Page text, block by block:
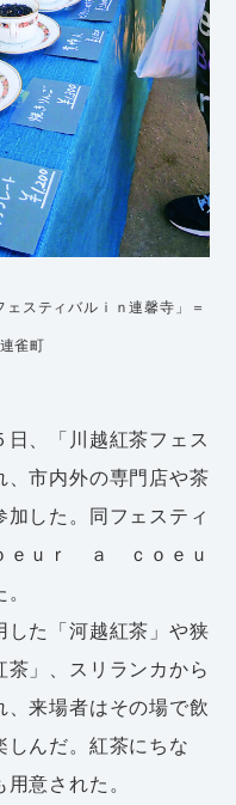
スティバルｉｎ連馨寺」＝
雀町
、「川越紅茶フェス
市内外の専門店や茶
した。同フェスティ
ｅｕｒ ａ ｃｏｅｕ
た「河越紅茶」や狭
」、スリランカから
来場者はその場で飲
んだ。紅茶にちな
意された。